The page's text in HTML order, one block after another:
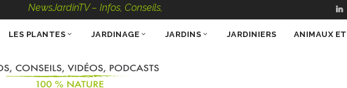
NewsJardinTV – Infos, Conseils, Vidéos, Podcasts – 100 % Nature
LES PLANTES JARDINAGE JARDINS JARDINIERS ANIMAUX